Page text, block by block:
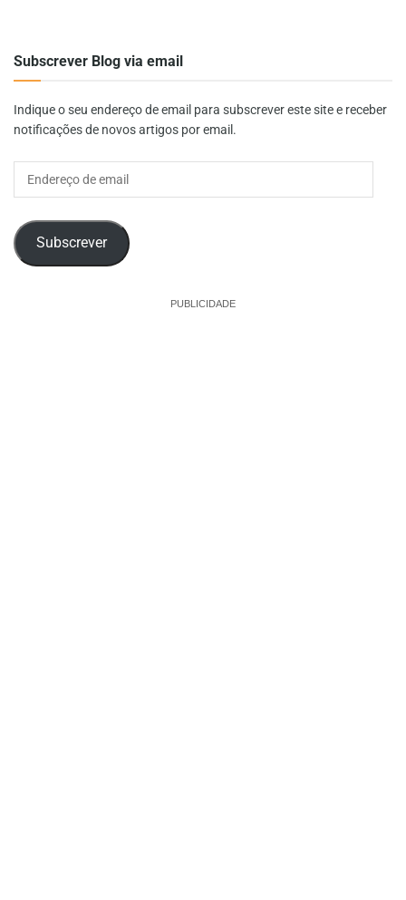
Subscrever Blog via email
Indique o seu endereço de email para subscrever este site e receber
notificações de novos artigos por email.
Endereço
Subscrever
PUBLICIDADE